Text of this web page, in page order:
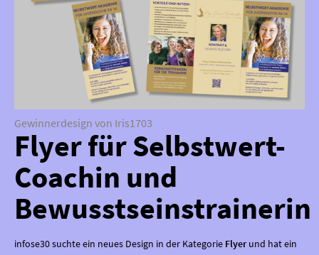
Gewinnerdesign von Iris1703
Flyer für Selbstwert-
Coachin und
Bewusstseinstrainerin
infose30 suchte ein neues Design in der Kategorie Flyerund hat ein